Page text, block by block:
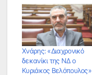
Χνάρης: «Διαχρονικό
δεκανίκι της ΝΔ ο
Κυριάκος Βελόπουλος»